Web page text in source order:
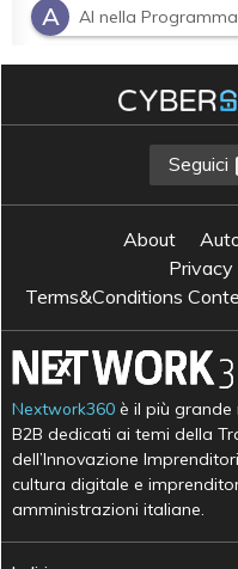
A
AI nella
I Innovazione
sviluppo software
Seguici
About
Privacy
Terms&Conditions
Nextwork360 è il più
B2B dedicati ai temi della
dell’Innovazione
cultura digitale e
amministrazioni italiane.